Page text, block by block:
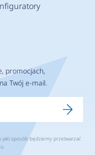
promocjach,
Twój e-mail.
jaki sposób będziemy przetwarzać